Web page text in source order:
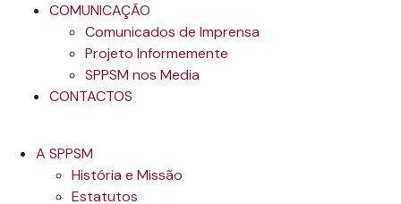
COMUNICAÇÃO
Comunicados de Imprensa
Projeto Informemente
SPPSM nos Media
CONTACTOS
A SPPSM
História e Missão
Estatutos